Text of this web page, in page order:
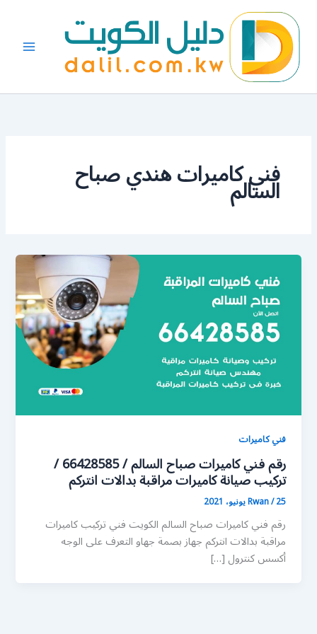
المحتوى
فني كاميرات هندي صباح
السالم
فني كاميرات
رقم فني كاميرات صباح السالم / 66428585 /
تركيب صيانة كاميرات مراقبة بدالات انتركم
Rwan/25 يونيو، 2021
رقم فني كاميرات صباح السالم الكويت فني تركيب كاميرات
مراقبة بدالات انتركم جهاز بصمة جهاو التعرف على الوجه
أكسس كنترول […]